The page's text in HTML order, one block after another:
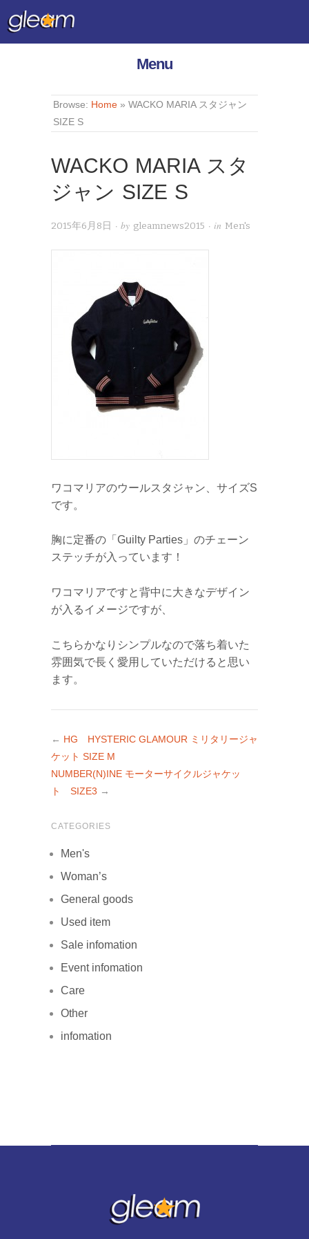
Menu
Browse: Home » WACKO MARIA スタジャン
SIZE S
WACKO MARIA スタ
ジャン SIZE S
2015年6月8日 · by gleamnews2015 · in Men's
ワコマリアのウールスタジャン、サイズS
です。
胸に定番の「Guilty Parties」のチェーン
ステッチが入っています！
ワコマリアですと背中に大きなデザイン
が入るイメージですが、
こちらかなりシンプルなので落ち着いた
雰囲気で長く愛用していただけると思い
ます。
← HG HYSTERIC GLAMOUR ミリタリージャ
ケット SIZE M
NUMBER(N)INE モーターサイクルジャケッ
ト SIZE3 →
CATEGORIES
Men's
Woman’s
General goods
Used item
Sale infomation
Event infomation
Care
Other
infomation